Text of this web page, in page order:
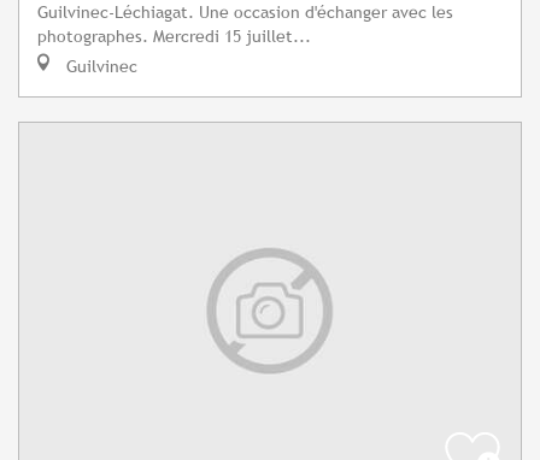
Guilvinec-Léchiagat. Une occasion d'échanger avec les
photographes. Mercredi 15 juillet...
Guilvinec